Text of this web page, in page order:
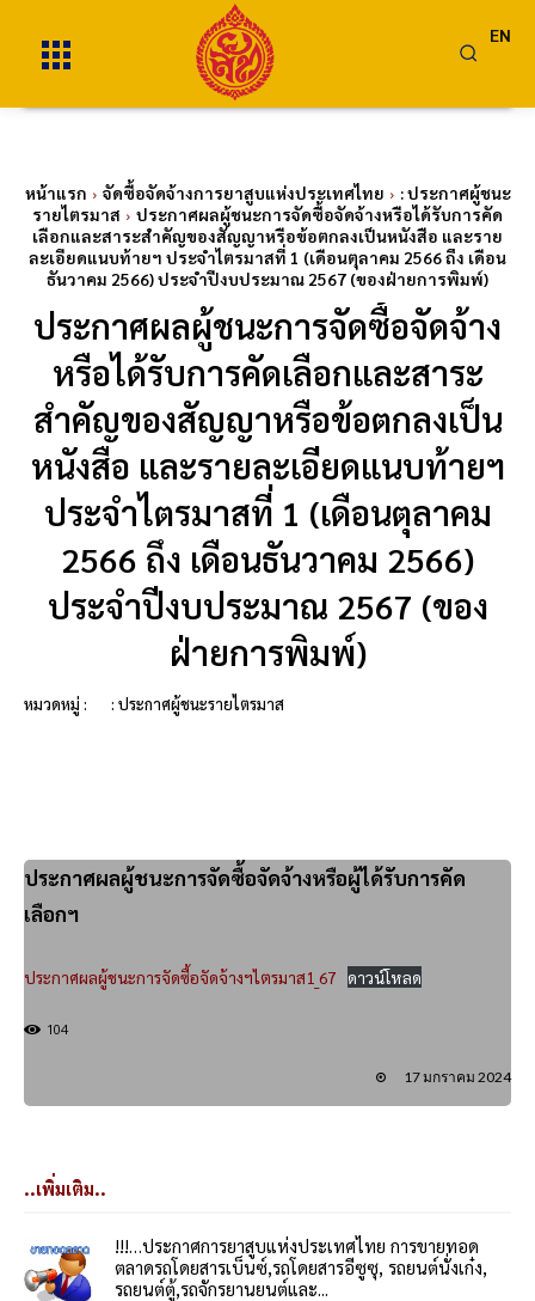
EN
หน้าแรก จัดซื้อจัดจ้างการยาสูบแห่งประเทศไทย
: ประกาศผู้ชนะ
รายไตรมาส
ประกาศผลผู้ชนะการจัดซื้อจัดจ้างหรือได้รับการคัด
เลือกและสาระสำคัญของสัญญาหรือข้อตกลงเป็นหนังสือ และราย
ละเอียดแนบท้ายฯ ประจำไตรมาสที่ 1 (เดือนตุลาคม 2566 ถึง เดือน
ธันวาคม 2566) ประจำปีงบประมาณ 2567 (ของฝ่ายการพิมพ์)
ประกาศผลผู้ชนะการจัดซื้อจัดจ้าง
หรือได้รับการคัดเลือกและสาระ
สำคัญของสัญญาหรือข้อตกลงเป็น
หนังสือ และรายละเอียดแนบท้ายฯ
ประจำไตรมาสที่ 1 (เดือนตุลาคม
2566 ถึง เดือนธันวาคม 2566)
ประจำปีงบประมาณ 2567 (ของ
ฝ่ายการพิมพ์)
หมวดหมู่ : : ประกาศผู้ชนะรายไตรมาส
ประกาศผลผู้ชนะการจัดซื้อจัดจ้างหรือผู้ได้รับการคัด
เลือกฯ
ประกาศผลผู้ชนะการจัดซื้อจัดจ้างฯไตรมาส1_67 ดาวน์โหลด
104
17 มกราคม 2024
..เพิ่มเติม..
!!!…ประกาศการยาสูบแห่งประเทศไทย การขายทอด
ตลาดรถโดยสารเบ็นซ์,รถโดยสารอีซูซุ, รถยนต์นั่งเก๋ง,
รถยนต์ตู้,รถจักรยานยนต์และ...